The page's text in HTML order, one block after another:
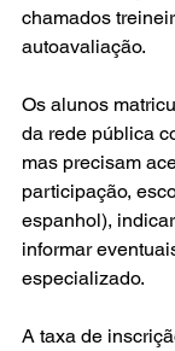
chamados
autoavaliação.
Os alunos
da rede pública
mas precisam
participação,
espanhol),
informar
especializado.
A taxa de